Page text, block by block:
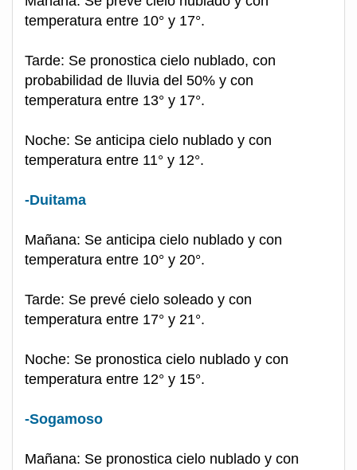
temperatura entre 10° y 17°.
Tarde: Se pronostica cielo nublado, con
probabilidad de lluvia del 50% y con
temperatura entre 13° y 17°.
Noche: Se anticipa cielo nublado y con
temperatura entre 11° y 12°.
-Duitama
Mañana: Se anticipa cielo nublado y con
temperatura entre 10° y 20°.
Tarde: Se prevé cielo soleado y con
temperatura entre 17° y 21°.
Noche: Se pronostica cielo nublado y con
temperatura entre 12° y 15°.
-Sogamoso
Mañana: Se pronostica cielo nublado y con